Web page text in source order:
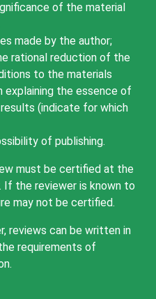
of the material
made by the author;
rational reduction of the
to the materials
the essence of
(indicate for which
of publishing.
must be certified at the
the reviewer is known to
may not be certified.
reviews can be written in
requirements of